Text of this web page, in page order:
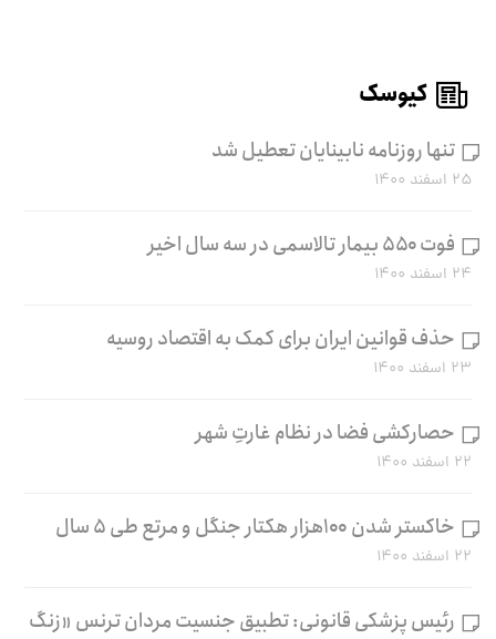
کیوسک
تنها روزنامه نابینایان تعطیل شد
۲۵ اسفند ۱۴۰۰
فوت ۵۵۰ بیمار تالاسمی در سه سال اخیر
۲۴ اسفند ۱۴۰۰
حذف قوانین ایران برای کمک به اقتصاد روسیه
۲۳ اسفند ۱۴۰۰
حصارکشی فضا در نظام غارتِ شهر
۲۲ اسفند ۱۴۰۰
خاکستر شدن ۱۰۰هزار هکتار جنگل و مرتع طی ۵ سال
۲۲ اسفند ۱۴۰۰
رئیس پزشکی قانونی: تطبیق جنسیت مردان ترنس «زنگ